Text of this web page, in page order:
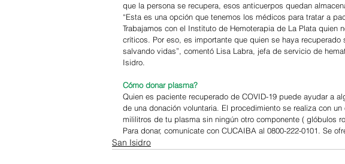
que la persona se recupera, esos anticuerpos quedan
“Esta es una opción que tenemos los médicos para tratar a
Trabajamos con el Instituto de Hemoterapia de La Plata quien
críticos. Por eso, es importante que quien se haya
salvando vidas”, comentó Lisa Labra, jefa de servicio de
Isidro.
Cómo donar plasma?
Quien es paciente recuperado de COVID-19 puede ayudar a
de una donación voluntaria. El procedimiento se realiza con
mililitros de tu plasma sin ningún otro componente ( glóbulos
Para donar, comunícate con CUCAIBA al 0800-222-0101. Se
San Isidro